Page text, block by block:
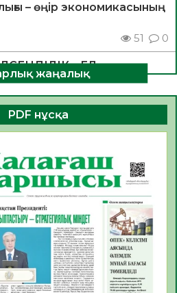
– өңір экономикасының
51 0
– ЕЛ
49 0
– БОЛАШАҚҚА
ТАҢДАУ
қарсы иммундау
53
туралы
51
мәлімет
жаңалық
PDF нұсқа